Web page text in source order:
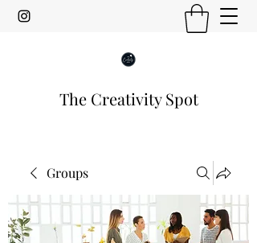
The Creativity Spot
Groups